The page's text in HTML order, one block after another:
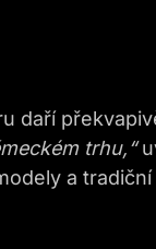
daří
trhu,“
a tradiční